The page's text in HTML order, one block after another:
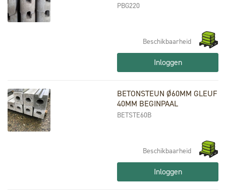
PBG220
Beschikbaarheid
Inloggen
BETONSTEUN Ø60MM GLEUF
40MM BEGINPAAL
BETSTE60B
Beschikbaarheid
Inloggen